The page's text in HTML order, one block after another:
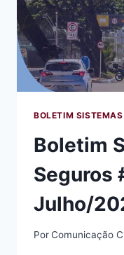
BOLETIM SISTEMAS
Boletim
Seguros
Julho/
PorComunicação